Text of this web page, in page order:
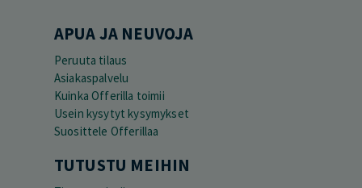
APUA JA NEUVOJA
Peruuta tilaus
Asiakaspalvelu
Kuinka Offerilla toimii
Usein kysytyt kysymykset
Suosittele Offerillaa
TUTUSTU MEIHIN